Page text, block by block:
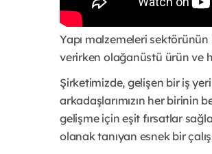
Yapı malzemeleri
verirken olağanüstü ürün ve
Şirketimizde, gelişen bir iş
arkadaşlarımızın her birinin
gelişme için eşit fırsatlar
olanak tanıyan esnek bir